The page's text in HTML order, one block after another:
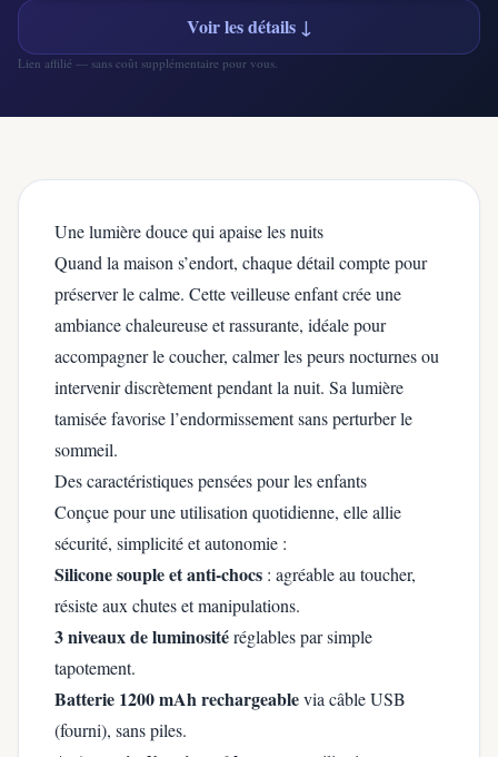
Voir les détails ↓
Lien affilié — sans coût supplémentaire pour vous.
Une lumière douce qui apaise les nuits
Quand la maison s’endort, chaque détail compte pour
préserver le calme. Cette veilleuse enfant crée une
ambiance chaleureuse et rassurante, idéale pour
accompagner le coucher, calmer les peurs nocturnes ou
intervenir discrètement pendant la nuit. Sa lumière
tamisée favorise l’endormissement sans perturber le
sommeil.
Des caractéristiques pensées pour les enfants
Conçue pour une utilisation quotidienne, elle allie
sécurité, simplicité et autonomie :
Silicone souple et anti-chocs : agréable au toucher,
résiste aux chutes et manipulations.
3 niveaux de luminositéréglables par simple
tapotement.
Batterie 1200 mAh rechargeablevia câble USB
(fourni), sans piles.